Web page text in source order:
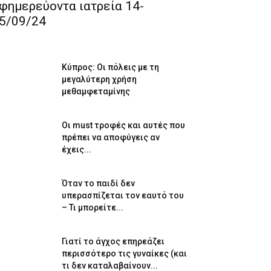
ιατρεία 14-
09/24
Κύπρος: Οι πόλεις με τη
μεγαλύτερη χρήση
μεθαμφεταμίνης
Οι must τροφές και αυτές που
πρέπει να αποφύγεις αν
έχεις...
Όταν το παιδί δεν
υπερασπίζεται τον εαυτό του
– Τι μπορείτε...
Γιατί το άγχος επηρεάζει
περισσότερο τις γυναίκες (και
τι δεν καταλαβαίνουν...